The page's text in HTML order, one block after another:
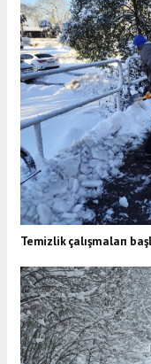
Temizlik çalışmaları